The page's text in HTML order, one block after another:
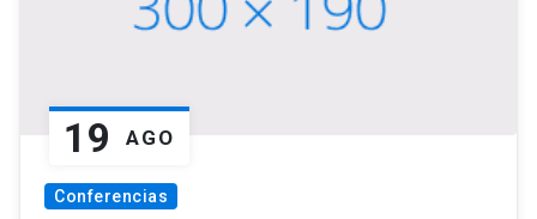
19 AGO
Conferencias